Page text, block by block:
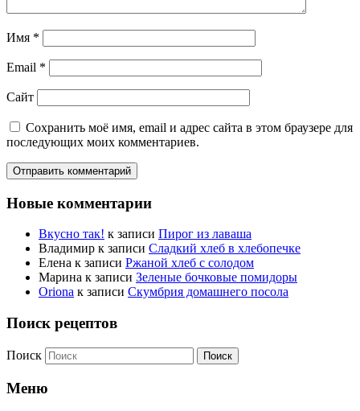
Имя *
Email *
Сайт
Сохранить моё имя, email и адрес сайта в этом браузере для
последующих моих комментариев.
Новые комментарии
Вкусно так! к записи Пирог из лаваша
Владимир к записи Сладкий хлеб в хлебопечке
Елена к записи Ржаной хлеб с солодом
Марина к записи Зеленые бочковые помидоры
Oriona к записи Скумбрия домашнего посола
Поиск рецептов
Поиск
Меню